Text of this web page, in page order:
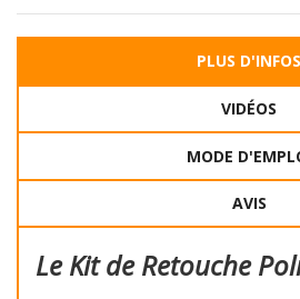
PLUS D'INFOS
VIDÉOS
MODE
AVIS
Le Kit de Retouche